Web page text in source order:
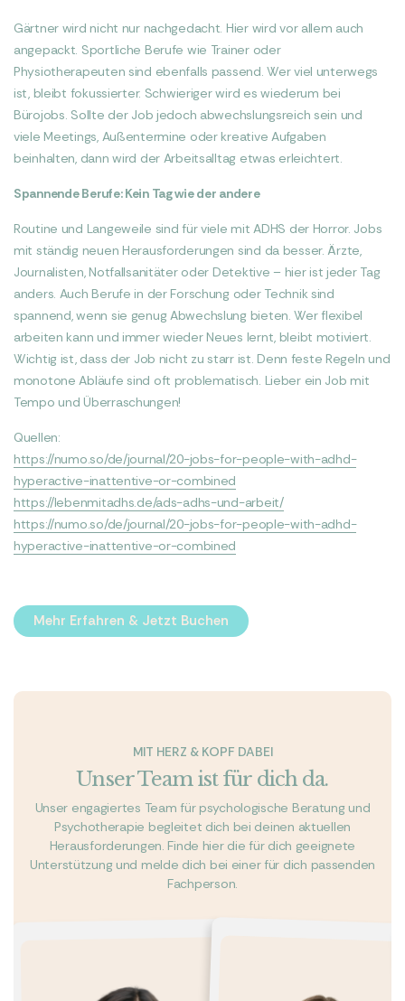
Gärtner wird nicht nur nachgedacht. Hier wird vor allem auch
angepackt. Sportliche Berufe wie Trainer oder
Physiotherapeuten sind ebenfalls passend. Wer viel unterwegs
ist, bleibt fokussierter. Schwieriger wird es wiederum bei
Bürojobs. Sollte der Job jedoch abwechslungsreich sein und
viele Meetings, Außentermine oder kreative Aufgaben
beinhalten, dann wird der Arbeitsalltag etwas erleichtert.
Spannende Berufe: Kein Tag wie der andere
Routine und Langeweile sind für viele mit ADHS der Horror. Jobs
mit ständig neuen Herausforderungen sind da besser. Ärzte,
Journalisten, Notfallsanitäter oder Detektive – hier ist jeder Tag
anders. Auch Berufe in der Forschung oder Technik sind
spannend, wenn sie genug Abwechslung bieten. Wer flexibel
arbeiten kann und immer wieder Neues lernt, bleibt motiviert.
Wichtig ist, dass der Job nicht zu starr ist. Denn feste Regeln und
monotone Abläufe sind oft problematisch. Lieber ein Job mit
Tempo und Überraschungen!
Quellen:
https://numo.so/de/journal/20-jobs-for-people-with-adhd-
hyperactive-inattentive-or-combined
https://lebenmitadhs.de/ads-adhs-und-arbeit/
https://numo.so/de/journal/20-jobs-for-people-with-adhd-
hyperactive-inattentive-or-combined
Mehr Erfahren & Jetzt Buchen
MIT HERZ & KOPF DABEI
Unser Team ist für dich da.
Unser engagiertes Team für psychologische Beratung und
Psychotherapie begleitet dich bei deinen aktuellen
Herausforderungen. Finde hier die für dich geeignete
Unterstützung und melde dich bei einer für dich passenden
Fachperson.